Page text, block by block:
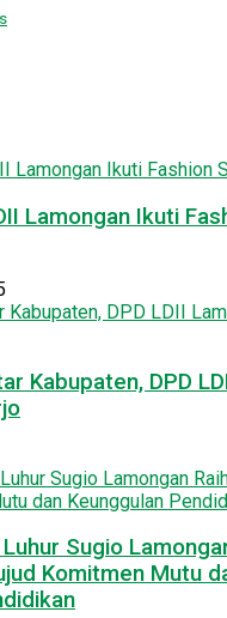
Lamongan Ikuti
Kabupaten, DPD
Sugio
Komitmen Mutu